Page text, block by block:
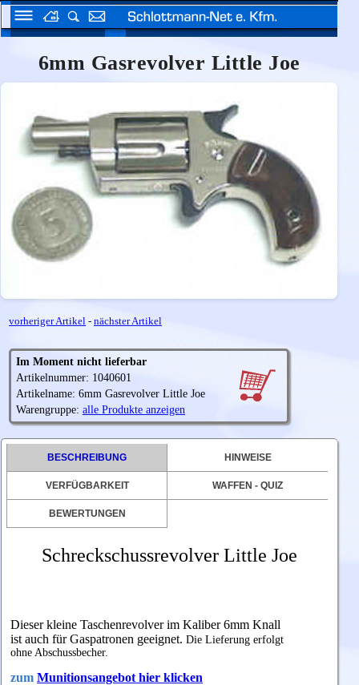
6mm Gasrevolver Little Joe
vorheriger Artikel - nächster Artikel
Im Moment nicht lieferbar
Artikelnummer: 1040601
Artikelname: 6mm Gasrevolver Little Joe
Warengruppe: alle Produkte anzeigen
BESCHREIBUNG HINWEISE
VERFÜGBARKEIT WAFFEN - QUIZ
BEWERTUNGEN
Schreckschussrevolver Little Joe
Dieser kleine Taschenrevolver im Kaliber 6mm Knall
ist auch für Gaspatronen geeignet. Die Lieferung erfolgt
ohne Abschussbecher.
zum Munitionsangebot hier klicken